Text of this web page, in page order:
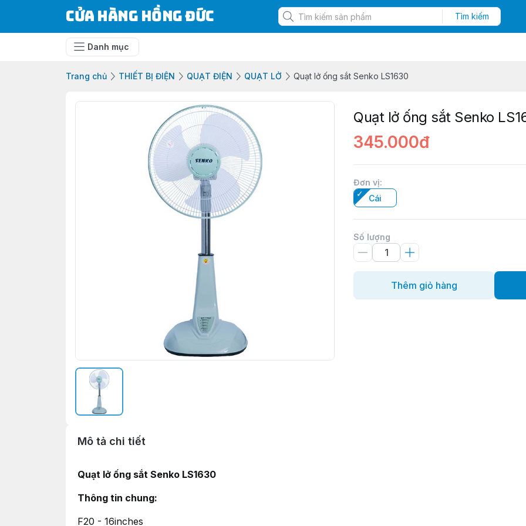
Cửa Hàng Hồng Đức Tìm kiếm
Danh mục
Trang chủ THIẾT BỊ ĐIỆN QUẠT ĐIỆN QUẠT LỞ Quạt lở ống sắt Senko LS1630
Quạt lở ống sắt Senko
345.000đ
Đơn vị:
Cái
Số lượng
Thêm giỏ hàng
Mô tả chi tiết
Quạt lở ống sắt Senko LS1630
Thông tin chung:
F20 - 16inches